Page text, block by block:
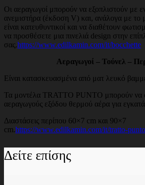
Οι αεραγωγοί μπορούν να εξοπλιστούν με
ανεμιστήρα (έκδοση V) και, ανάλογα με το
είναι κατευθυντικοί και να διαθέτουν
να προσθέσετε μια πινελιά design στην
σας.https://www.edilkamin.com/it/bocchette
Αεραγωγοί – Τούνελ –
Είναι κατασκευασμένα από ματ λευκό
Τα μοντέλα TRATTO PUNTO μπορούν να
αεραγωγούς εξόδου θερμού αέρα για
Διαστάσεις περίπου 60×7 cm και 90×7
cm.https://www.edilkamin.com/it/tratto-punto
Δείτε επίσης